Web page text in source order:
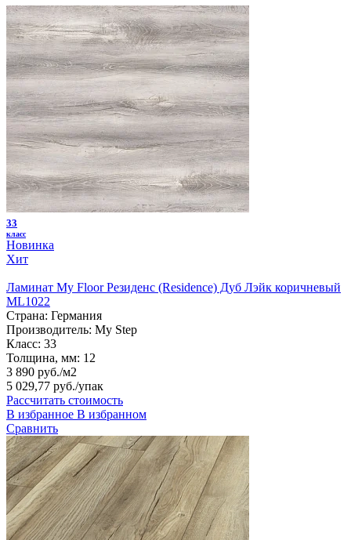
33
класс
Новинка
Хит
Ламинат My Floor Резиденс (Residence) Дуб Лэйк коричневый
ML1022
Страна: Германия
Производитель: My Step
Класс: 33
Толщина, мм: 12
3 890 руб./м2
5 029,77 руб./упак
Рассчитать стоимость
В избранное В избранном
Сравнить